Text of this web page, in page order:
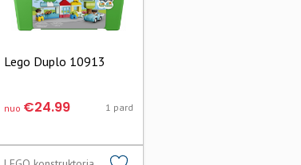
Lego Duplo 10913
nuo €24.99 1 pard